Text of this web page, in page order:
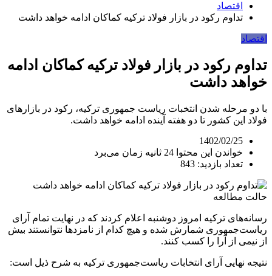
اقتصاد
تداوم رکود در بازار فولاد ترکیه کماکان ادامه خواهد داشت
اقتصاد
تداوم رکود در بازار فولاد ترکیه کماکان ادامه
خواهد داشت
با دو مرحله شدن انتخبات ریاست جمهوری ترکیه، رکود در بازارهای
فولاد این کشور تا دو هفته آینده ادامه خواهد داشت.
1402/02/25
خواندن این محتوا 24 ثانیه زمان می‌برد
تعداد بازدید: 843
حالت مطالعه
رسانه‌های ترکیه امروز دوشنبه اعلام کردند که در نهایت تمام آرای
ریاست‌جمهوری شمارش شده و هیچ کدام از نامزدها نتوانستند بیش
از نیمی از آرا را کسب کنند.
نتیجه نهایی آرای انتخابات ریاست‌جمهوری ترکیه به شرح ذیل است: